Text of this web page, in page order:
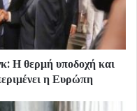
Η θερμή υποδοχή και
η Ευρώπη